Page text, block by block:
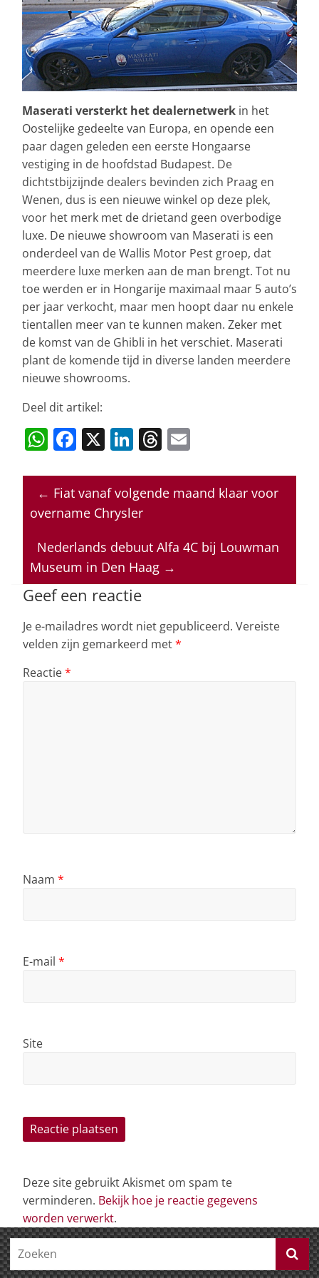
Maserati versterkt het dealernetwerk in het
Oostelijke gedeelte van Europa, en opende een
paar dagen geleden een eerste Hongaarse
vestiging in de hoofdstad Budapest. De
dichtstbijzijnde dealers bevinden zich Praag en
Wenen, dus is een nieuwe winkel op deze plek,
voor het merk met de drietand geen overbodige
luxe. De nieuwe showroom van Maserati is een
onderdeel van de Wallis Motor Pest groep, dat
meerdere luxe merken aan de man brengt. Tot nu
toe werden er in Hongarije maximaal maar 5 auto’s
per jaar verkocht, maar men hoopt daar nu enkele
tientallen meer van te kunnen maken. Zeker met
de komst van de Ghibli in het verschiet. Maserati
plant de komende tijd in diverse landen meerdere
nieuwe showrooms.
Deel dit artikel:
W
at
s
p
p
F
c
e
o
o
k
X Li
k
e
n
T
re
a
s
ai
l
← Fiat vanaf volgende maand klaar voor
overname Chrysler
Nederlands debuut Alfa 4C bij Louwman
Museum in Den Haag →
Geef een reactie
Je e-mailadres wordt niet gepubliceerd. Vereiste
velden zijn gemarkeerd met*
Reactie*
Naam *
E-mail *
Site
Deze site gebruikt Akismet om spam te
verminderen. Bekijk hoe je reactie gegevens
worden verwerkt.